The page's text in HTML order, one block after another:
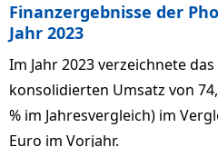
Finanzergebnisse der
Jahr 2023
Im Jahr 2023 verzeichnete
konsolidierten Umsatz von
% im Jahresvergleich) im
Euro im Vorjahr.